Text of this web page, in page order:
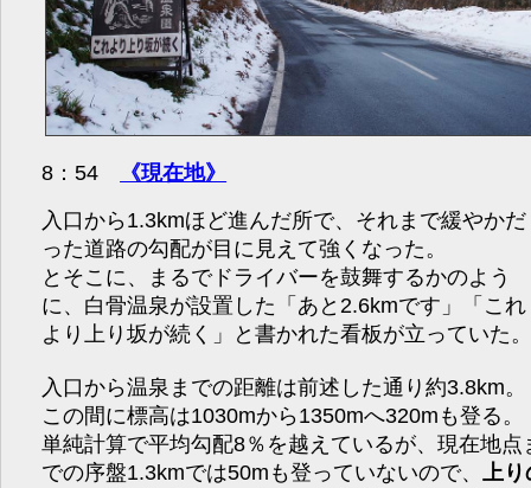
8：54
《現在地》
入口から1.3kmほど進んだ所で、それまで緩やかだ
った道路の勾配が目に見えて強くなった。
とそこに、まるでドライバーを鼓舞するかのよう
に、白骨温泉が設置した「あと2.6kmです」「これ
より上り坂が続く」と書かれた看板が立っていた
入口から温泉までの距離は前述した通り約3.8km。
この間に標高は1030mから1350mへ320mも登る。
単純計算で平均勾配8％を越えているが、現在地点
での序盤1.3kmでは50mも登っていないので、上り